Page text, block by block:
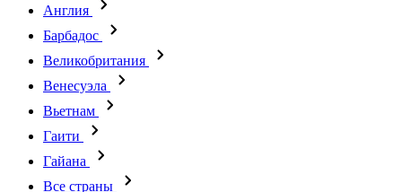
Англия
Барбадос
Великобритания
Венесуэла
Вьетнам
Гаити
Гайана
Все страны